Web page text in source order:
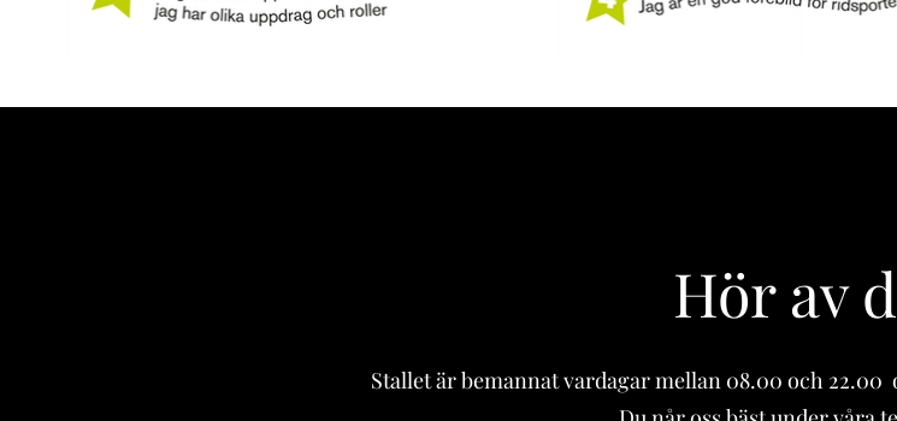
Hör av
Stallet är bemannat vardagar mellan 08.00 och 22.00